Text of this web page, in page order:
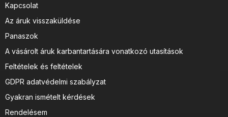
Kapcsolat
Az áruk visszaküldése
Panaszok
A vásárolt áruk karbantartására vonatkozó utasítások
Feltételek és feltételek
GDPR adatvédelmi szabályzat
Gyakran ismételt kérdések
Rendelésem